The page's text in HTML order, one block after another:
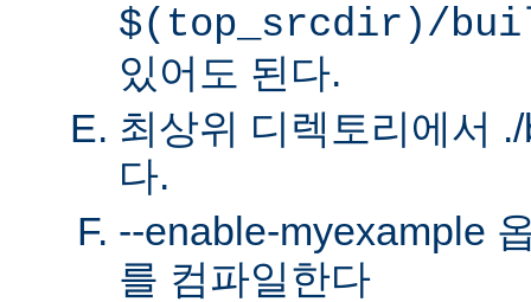
$(top_srcdir)/
있어도 된다.
최상위 디렉토리에서
다.
--enable-myexample
를 컴파일한다